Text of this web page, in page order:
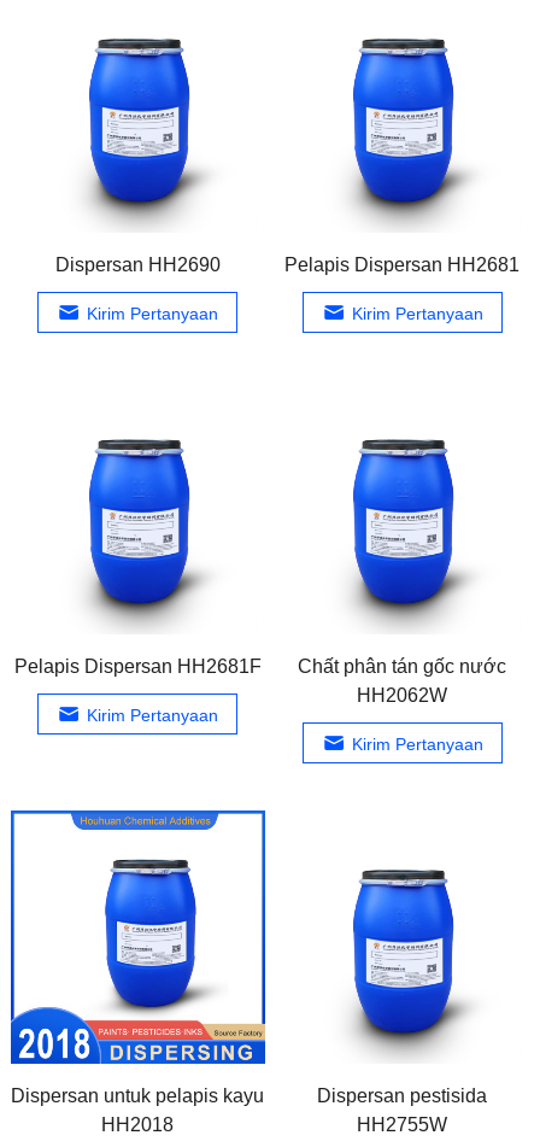
Dispersan HH2690
Kirim Pertanyaan
Pelapis Dispersan HH2681
Kirim Pertanyaan
Pelapis Dispersan HH2681F
Kirim Pertanyaan
Chất phân tán gốc nước
HH2062W
Kirim Pertanyaan
Dispersan untuk pelapis kayu
HH2018
Dispersan pestisida
HH2755W